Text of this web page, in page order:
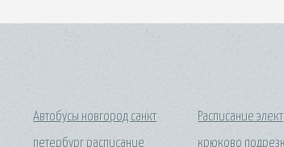
Автобусы новгород санкт
петербург расписание
Расписание
крюково